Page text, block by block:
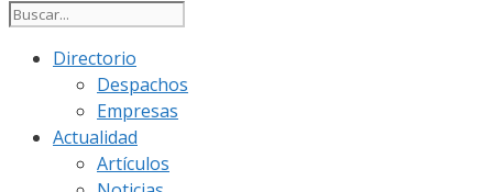
Directorio
Despachos
Empresas
Actualidad
Artículos